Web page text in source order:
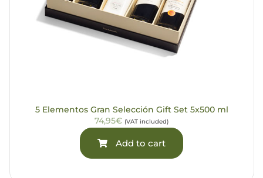
5 Elementos Gran Selección Gift Set 5x500 ml
74,95€ (VAT included)
Add to cart